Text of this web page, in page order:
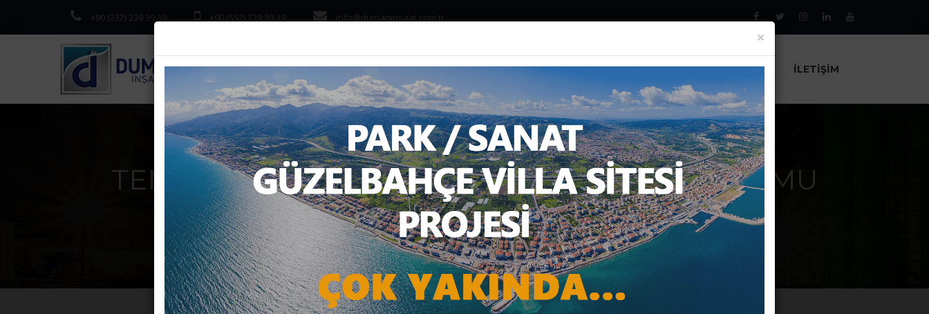
+90 (232) 239 39 39 +90 (552) 139 39 39 info@dumaninsaat.com.tr
ANASAYFA KURUMSAL PROJELER HABERLER İLETIŞIM
TEMMUZ AYINDA KONUT SEKTÖRÜNÜN DURUMU
Anasayfa Haber Rakamlarla İnşaat Sektörü TEMMUZ AYINDA KONUT SEKTÖRÜNÜN DURUMU
×